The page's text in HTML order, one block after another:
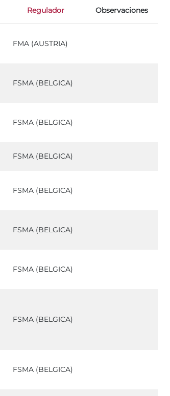
Regulador Observaciones
FMA (AUSTRIA)
FSMA (BELGICA)
FSMA (BELGICA)
FSMA (BELGICA)
FSMA (BELGICA)
FSMA (BELGICA)
FSMA (BELGICA)
FSMA (BELGICA)
FSMA (BELGICA)